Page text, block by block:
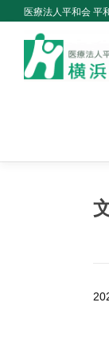
content
医療法人平和会 平